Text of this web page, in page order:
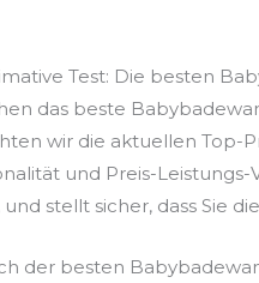
Test: Die besten
das beste
wir die aktuellen Top-
und Preis-
stellt sicher, dass Sie
der besten